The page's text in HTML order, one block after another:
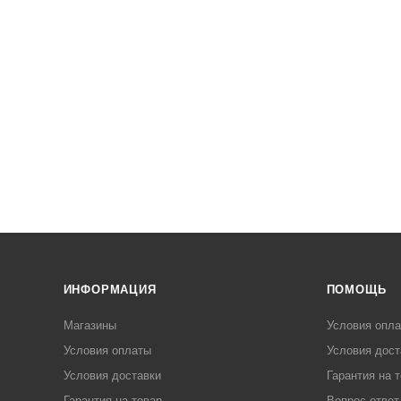
ИНФОРМАЦИЯ
Магазины
Условия оплаты
Условия доставки
ПОМОЩЬ
Условия
Условия
Гарантия на